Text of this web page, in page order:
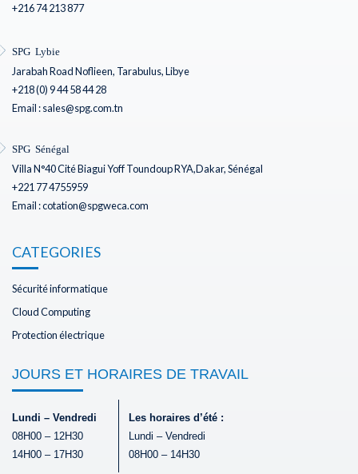
+216 74 213 877
SPG Lybie
Jarabah Road Noflieen, Tarabulus, Libye
+218 (0) 9 44 58 44 28
Email : sales@spg.com.tn
SPG Sénégal
Villa N°40 Cité Biagui Yoff Toundoup RYA,Dakar, Sénégal
+221 77 4755959
Email : cotation@spgweca.com
CATEGORIES
Sécurité informatique
Cloud Computing
Protection électrique
JOURS ET HORAIRES DE TRAVAIL
Lundi – Vendredi
08H00 – 12H30
14H00 – 17H30
Les horaires d’été :
Lundi – Vendredi
08H00 – 14H30